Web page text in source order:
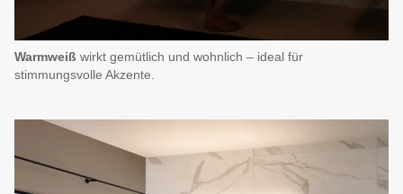
Warmweiß wirkt gemütlich und wohnlich – ideal für
stimmungsvolle Akzente.